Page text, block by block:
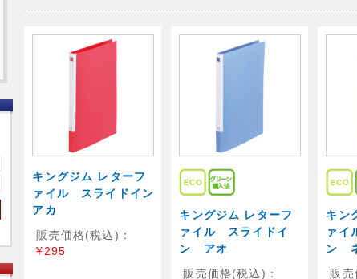
キングジム レターフ
ァイル スライドイン
アカ
販売価格(税込)：
¥295
キングジム レターフ
ァイル スライドイ
ン アオ
販売価格(税込)：
キン
ァイ
ン
販売